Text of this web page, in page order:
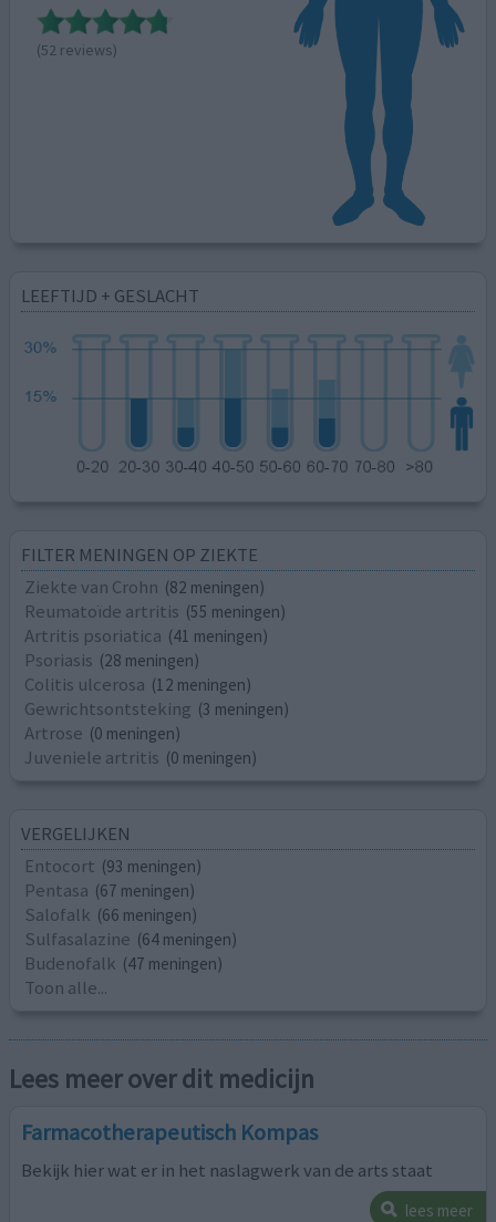
(52 reviews)
LEEFTIJD + GESLACHT
FILTER MENINGEN OP ZIEKTE
Ziekte van Crohn (82 meningen)
Reumatoïde artritis (55 meningen)
Artritis psoriatica (41 meningen)
Psoriasis (28 meningen)
Colitis ulcerosa (12 meningen)
Gewrichtsontsteking (3 meningen)
Artrose (0 meningen)
Juveniele artritis (0 meningen)
VERGELIJKEN
Entocort (93 meningen)
Pentasa (67 meningen)
Salofalk (66 meningen)
Sulfasalazine (64 meningen)
Budenofalk (47 meningen)
Toon alle...
Lees meer over dit medicijn
Farmacotherapeutisch Kompas
Bekijk hier wat er in het naslagwerk van de arts staat
lees meer